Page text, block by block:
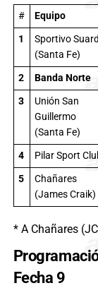
# Equipo
1
Sportivo
(Santa Fe)
2 Banda Norte
3
Unión San
Guillermo
(Santa Fe)
4 Pilar Sport
5
Chañares
(James Craik)
* A Chañares
Fecha 9